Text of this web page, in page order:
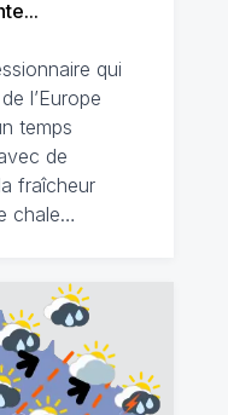
qui
l’Europe
temps
de
fraîcheur
chale…